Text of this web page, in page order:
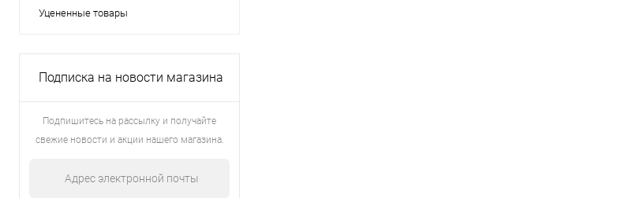
Уцененные товары
Подписка на новости магазина
Подпишитесь на рассылку и получайте
свежие новости и акции нашего магазина.